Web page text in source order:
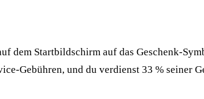
dem Startbildschirm auf das Geschenk-
Gebühren, und du verdienst 33 % seiner